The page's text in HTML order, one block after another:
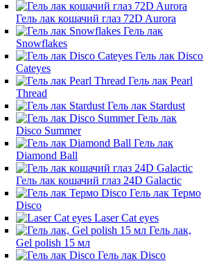
Гель лак кошачий глаз 72D Aurora
Гель лак
Snowflakes
Гель лак Disco
Cateyes
Гель лак Pearl
Thread
Гель лак Stardust
Гель лак
Disco Summer
Гель лак
Diamond Ball
Гель лак кошачий глаз 24D Galactic
Гель лак Термо
Disco
Laser Cat eyes
Гель лак,
Gel polish 15 мл
Гель лак Disco